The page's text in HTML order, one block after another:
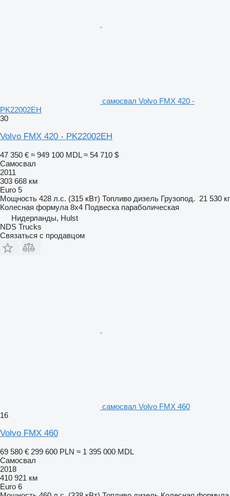
самосвал Volvo FMX 420 -
PK22002EH
30
Volvo FMX 420 - PK22002EH
47 350 € ≈ 949 100 MDL ≈ 54 710 $
Самосвал
2011
303 668 км
Euro 5
Мощность 428 л.с. (315 кВт) Топливо дизель Грузопод. 21 530 кг
Колесная формула 8x4 Подвеска параболическая
Нидерланды, Hulst
NDS Trucks
Связаться с продавцом
самосвал Volvo FMX 460
16
Volvo FMX 460
69 580 € 299 600 PLN ≈ 1 395 000 MDL
Самосвал
2018
410 921 км
Euro 6